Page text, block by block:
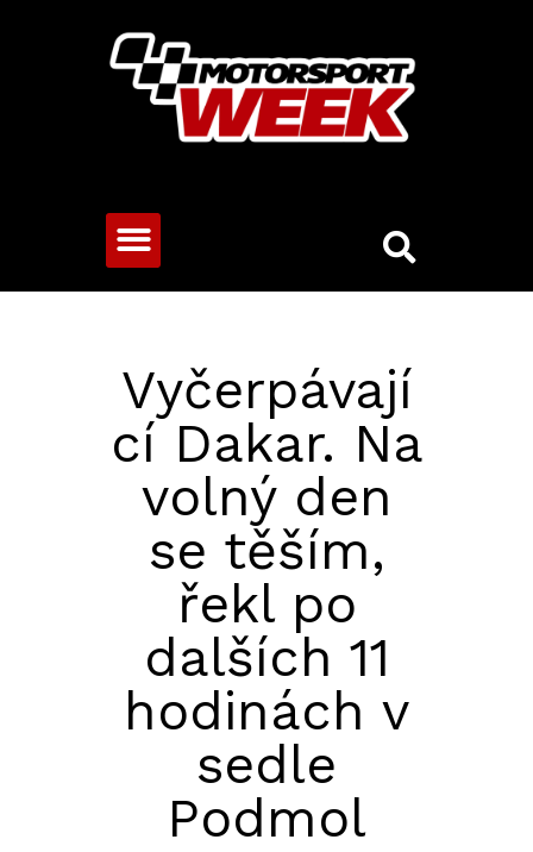
Vyčerpávají
cí Dakar. Na
volný den
se těším,
řekl po
dalších 11
hodinách v
sedle
Podmol